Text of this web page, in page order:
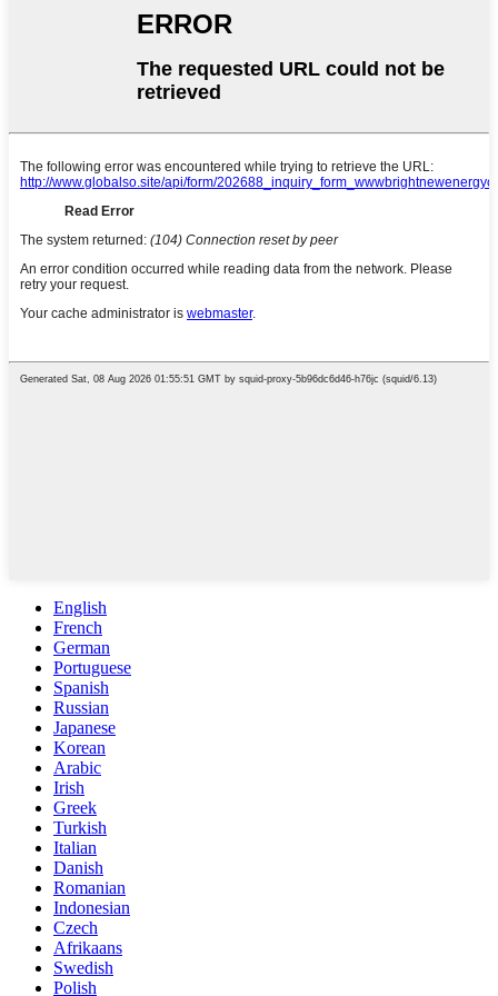
English
French
German
Portuguese
Spanish
Russian
Japanese
Korean
Arabic
Irish
Greek
Turkish
Italian
Danish
Romanian
Indonesian
Czech
Afrikaans
Swedish
Polish